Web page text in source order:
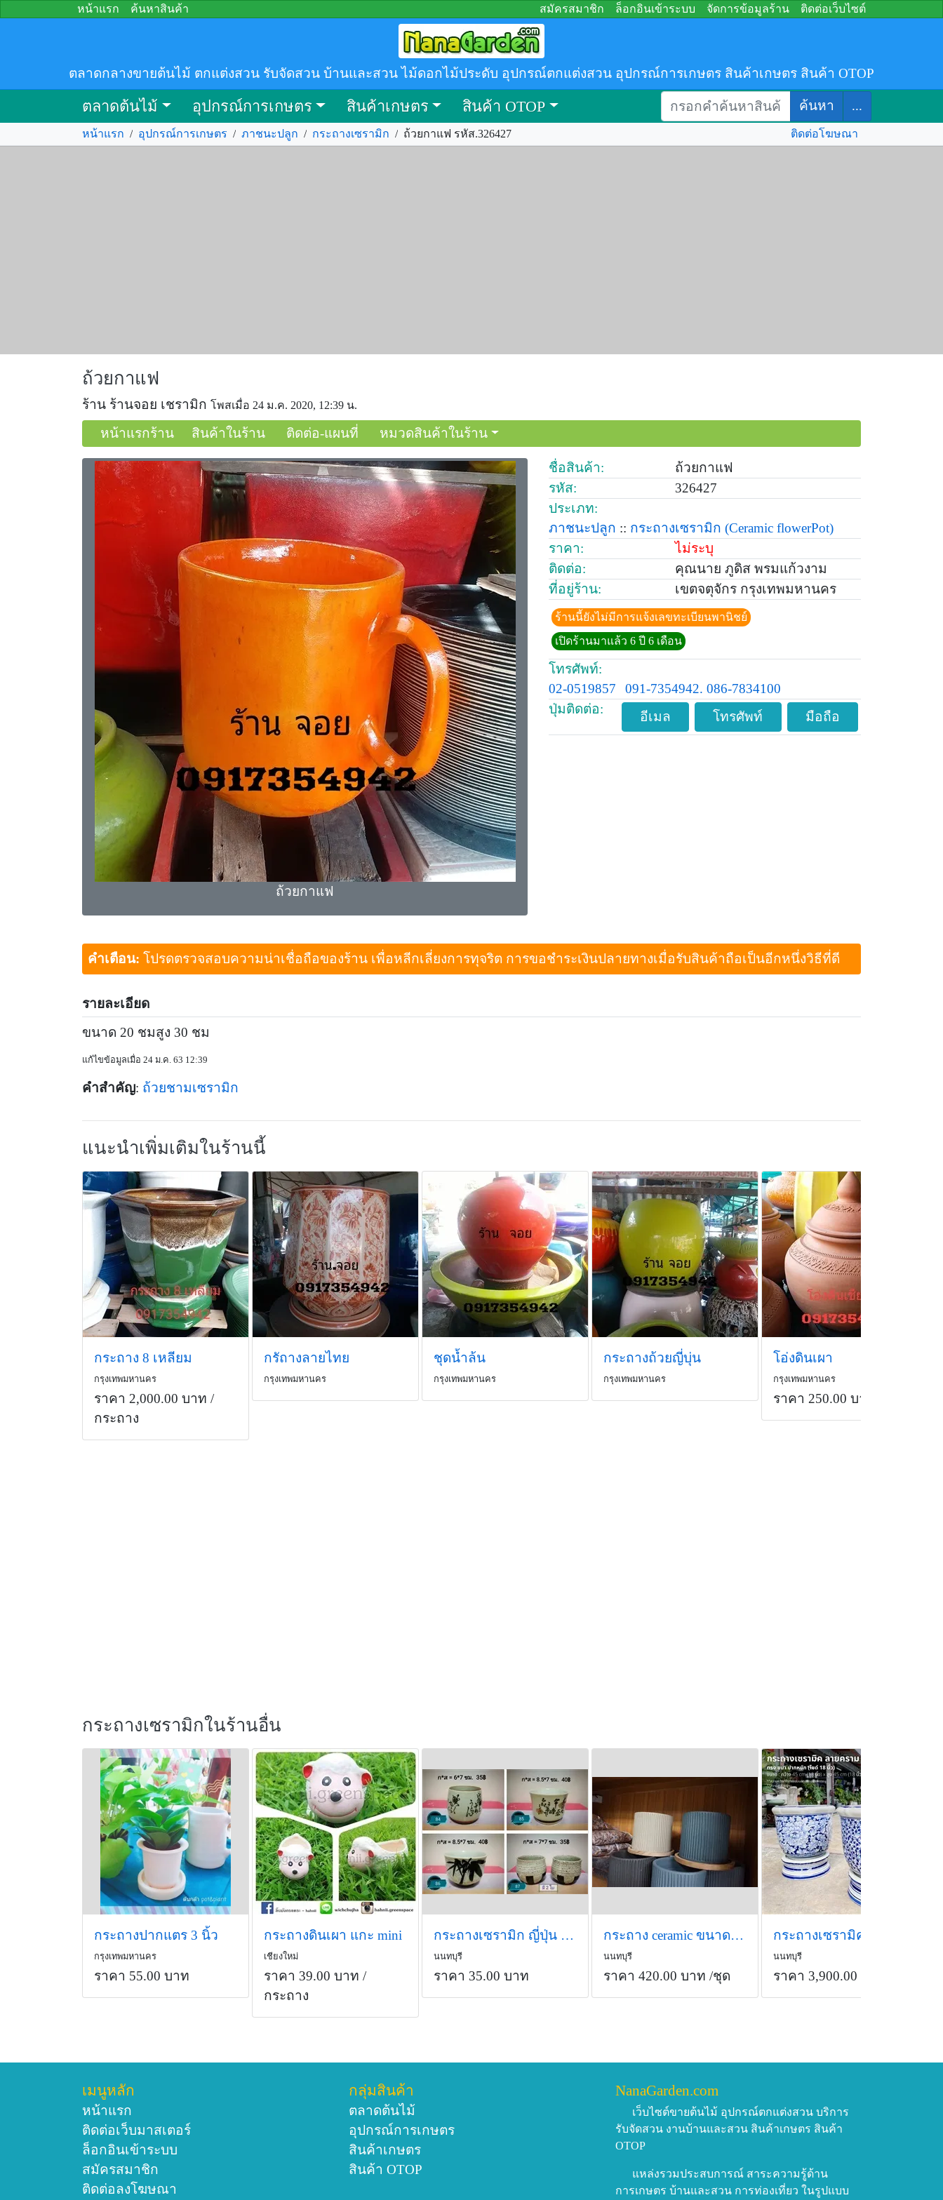
หน้าแรก ค้นหาสินค้า สมัครสมาชิก ล็อกอินเข้าระบบ จัดการข้อมูลร้าน ติดต่อเว็บไซต์
ตลาดกลางขายต้นไม้ ตกแต่งสวน รับจัดสวน บ้านและสวน ไม้ดอกไม้ประดับ อุปกรณ์ตกแต่งสวน อุปกรณ์การเกษตร สินค้าเกษตร สินค้า OTOP
ตลาดต้นไม้ อุปกรณ์การเกษตร สินค้าเกษตร สินค้า OTOP ค้นหา ...
หน้าแรก / อุปกรณ์การเกษตร / ภาชนะปลูก / กระถางเซรามิก / ถ้วยกาแฟ รหัส.326427 ติดต่อโฆษณา
ถ้วยกาแฟ
ร้าน ร้านจอย เชรามิก โพสเมื่อ 24 ม.ค. 2020, 12:39 น.
หน้าแรกร้าน สินค้าในร้าน ติดต่อ-แผนที่ หมวดสินค้าในร้าน
ถ้วยกาแฟ
ชื่อสินค้า:
ถ้วยกาแฟ
รหัส:
326427
ประเภท:
ภาชนะปลูก :: กระถางเซรามิก (Ceramic flowerPot)
ราคา:
ไม่ระบุ
ติดต่อ:
คุณนาย ภูดิส พรมแก้วงาม
ที่อยู่ร้าน:
เขตจตุจักร กรุงเทพมหานคร
ร้านนี้ยังไม่มีการแจ้งเลขทะเบียนพานิชย์
เปิดร้านมาแล้ว 6 ปี 6 เดือน
โทรศัพท์:
02-0519857
091-7354942. 086-7834100
ปุ่มติดต่อ:
อีเมล โทรศัพท์ มือถือ
คำเตือน: โปรดตรวจสอบความน่าเชื่อถือของร้าน เพื่อหลีกเลี่ยงการทุจริต การขอชำระเงินปลายทางเมื่อรับสินค้าถือเป็นอีกหนึ่งวิธีที่ดี
รายละเอียด
ขนาด 20 ชมสูง 30 ชม
แก้ไขข้อมูลเมื่อ 24 ม.ค. 63 12:39
คำสำคัญ: ถ้วยชามเซรามิก
แนะนำเพิ่มเติมในร้านนี้
กระถาง 8 เหลียม
กรุงเทพมหานคร
ราคา 2,000.00 บาท /
กระถาง
กรัถางลายไทย
กรุงเทพมหานคร
ชุดน้ำล้น
กรุงเทพมหานคร
กระถางถ้วยญี่บุ่น
กรุงเทพมหานคร
โอ่งดินเผา
กรุงเทพมหานคร
ราคา 250.00 บาท
กระถางเซรามิกในร้านอื่น
กระถางปากแตร 3 นิ้ว
กรุงเทพมหานคร
ราคา 55.00 บาท
กระถางดินเผา แกะ mini
เชียงใหม่
ราคา 39.00 บาท /
กระถาง
กระถางเซรามิก ญี่ปุ่น (เจาะรู ฟรี) -20-
นนทบุรี
ราคา 35.00 บาท
กระถาง ceramic ขนาดใหญ่
นนทบุรี
ราคา 420.00 บาท /ชุด
นนทบุรี
ราคา 3,900.00 บาท
เมนูหลัก
หน้าแรก
ติดต่อเว็บมาสเตอร์
ล็อกอินเข้าระบบ
สมัครสมาชิก
ติดต่อลงโฆษณา
กลุ่มสินค้า
ตลาดต้นไม้
อุปกรณ์การเกษตร
สินค้าเกษตร
สินค้า OTOP
NanaGarden.com
เว็บไซต์ขายต้นไม้ อุปกรณ์ตกแต่งสวน บริการ
รับจัดสวน งานบ้านและสวน สินค้าเกษตร สินค้า
OTOP
แหล่งรวมประสบการณ์ สาระความรู้ด้าน
การเกษตร บ้านและสวน การท่องเที่ยว ในรูปแบบ